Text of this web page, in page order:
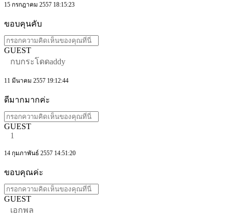
15 กรกฎาคม 2557 18:15:23
ขอบคุนคับ
GUEST
กบกระโดดaddy
11 มีนาคม 2557 19:12:44
ดีมากมากค่ะ
GUEST
1
14 กุมภาพันธ์ 2557 14:51:20
ขอบคุณค่ะ
GUEST
เอกพล